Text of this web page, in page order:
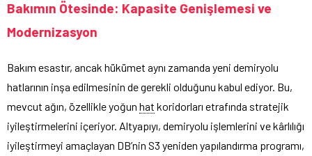
Bakımın Ötesinde: Kapasite Genişlemesi ve
Modernizasyon
Bakım esastır, ancak hükümet aynı zamanda yeni demiryolu
hatlarının inşa edilmesinin de gerekli olduğunu kabul ediyor. Bu,
mevcut ağın, özellikle yoğun hat koridorları etrafında stratejik
iyileştirmelerini içeriyor. Altyapıyı, demiryolu işlemlerini ve kârlılığı
iyileştirmeyi amaçlayan DB’nin S3 yeniden yapılandırma programı,